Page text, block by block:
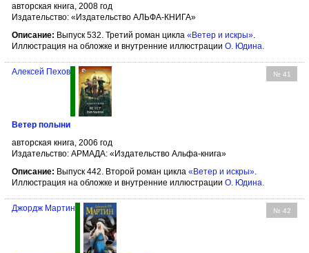
авторская книга, 2008 год
Издательство: «Издательство АЛЬФА-КНИГА»
Описание: Выпуск 532. Третий роман цикла «Ветер и искры».
Иллюстрация на обложке и внутренние иллюстрации О. Юдина.
№ 41
Алексей Пехов
Ветер полыни
авторская книга, 2006 год
Издательство: АРМАДА: «Издательство Альфа-книга»
Описание: Выпуск 442. Второй роман цикла «Ветер и искры».
Иллюстрация на обложке и внутренние иллюстрации О. Юдина.
№ 42
Джордж Мартин